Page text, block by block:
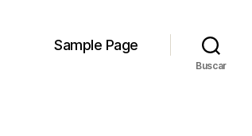
Sample Page
Buscar